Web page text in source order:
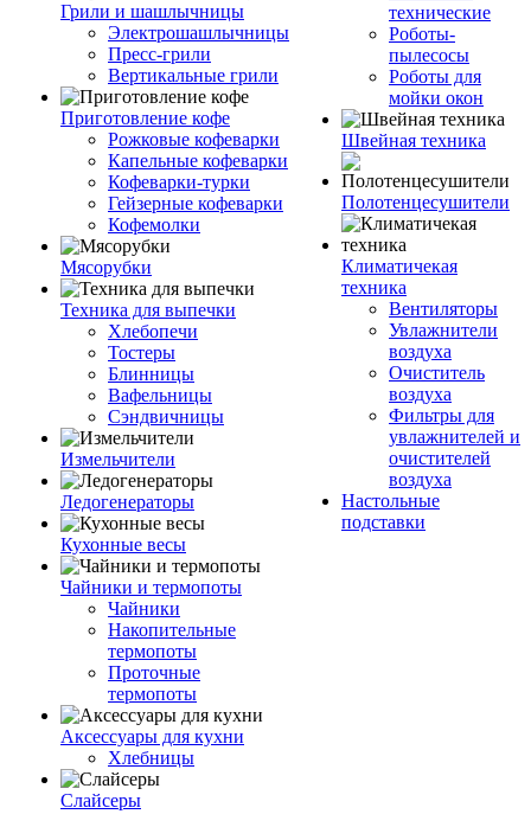
Грили и шашлычницы
Электрошашлычницы
Пресс-грили
Вертикальные грили
Приготовление кофе
Рожковые кофеварки
Капельные кофеварки
Кофеварки-турки
Гейзерные кофеварки
Кофемолки
Мясорубки
Техника для выпечки
Хлебопечи
Тостеры
Блинницы
Вафельницы
Сэндвичницы
Измельчители
Ледогенераторы
Кухонные весы
Чайники и термопоты
Чайники
Накопительные
термопоты
Проточные
термопоты
Аксессуары для кухни
Хлебницы
Слайсеры
технические
Роботы-
пылесосы
Роботы для
мойки окон
Швейная техника
Полотенцесушители
Климатичекая
техника
Вентиляторы
Увлажнители
воздуха
Очиститель
воздуха
Фильтры для
увлажнителей и
очистителей
воздуха
Настольные
подставки